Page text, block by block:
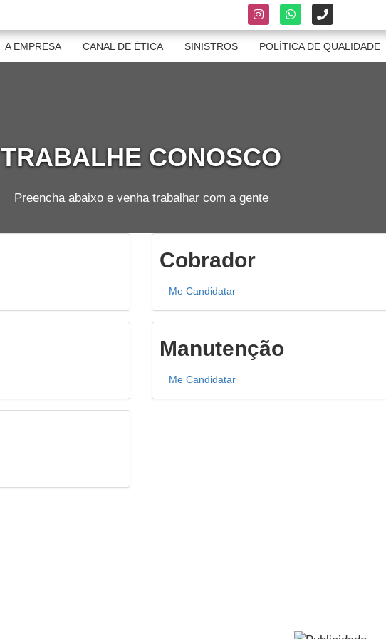
A EMPRESA CANAL DE ÉTICA SINISTROS POLÍTICA DE QUALIDADE
TRABALHE CONOSCO
Preencha abaixo e venha trabalhar com a gente
Cobrador
Me Candidatar
Manutenção
Me Candidatar